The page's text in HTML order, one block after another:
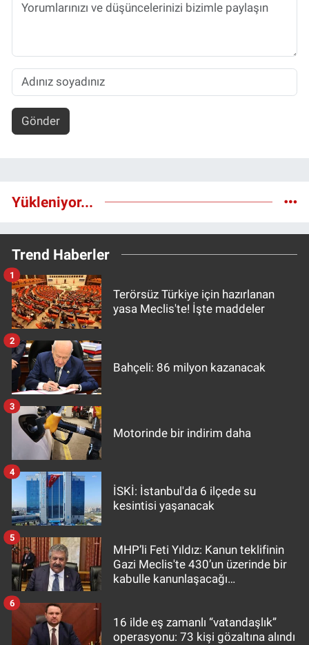
Gönder
Yükleniyor...
Trend Haberler
Terörsüz Türkiye için hazırlanan
yasa Meclis'te! İşte maddeler
1
Bahçeli: 86 milyon kazanacak
2
Motorinde bir indirim daha
3
İSKİ: İstanbul'da 6 ilçede su
kesintisi yaşanacak
4
MHP’li Feti Yıldız: Kanun teklifinin
Gazi Meclis'te 430’un üzerinde bir
kabulle kanunlaşacağı
5
16 ilde eş zamanlı “vatandaşlık”
operasyonu: 73 kişi gözaltına alındı
6